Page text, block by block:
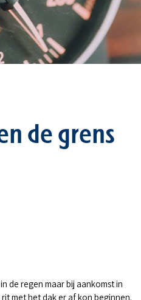
de grens
de regen maar bij aankomst in
met het dak er af kon beginnen.